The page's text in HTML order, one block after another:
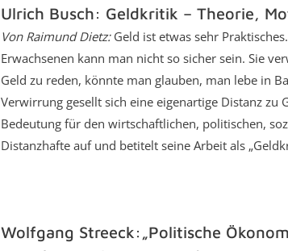
Ulrich Busch: Geldkritik – Theorie,
Von Raimund Dietz: Geld ist etwas sehr
Erwachsenen kann man nicht so sicher sein. Sie
Geld zu reden, könnte man glauben, man lebe in
Verwirrung gesellt sich eine eigenartige Distanz
Bedeutung für den wirtschaftlichen, politischen,
Distanzhafte auf und betitelt seine Arbeit als
Wolfgang Streeck:„Politische